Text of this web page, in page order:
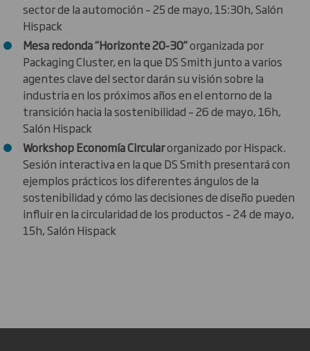
sector de la automoción – 25 de mayo, 15:30h, Salón
Hispack
Mesa redonda “Horizonte 20-30”organizada por
Packaging Cluster, en la que DS Smith junto a varios
agentes clave del sector darán su visión sobre la
industria en los próximos años en el entorno de la
transición hacia la sostenibilidad – 26 de mayo, 16h,
Salón Hispack
Workshop Economía Circularorganizado por Hispack.
Sesión interactiva en la que DS Smith presentará con
ejemplos prácticos los diferentes ángulos de la
sostenibilidad y cómo las decisiones de diseño pueden
influir en la circularidad de los productos – 24 de mayo,
15h, Salón Hispack